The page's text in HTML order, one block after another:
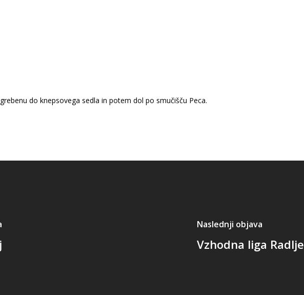
do knepsovega sedla in potem dol po smučišču Peca.
Naslednji objava
Vzhodna liga Radlje